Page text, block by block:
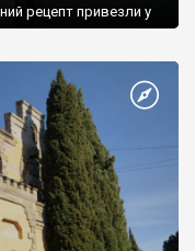
рецепт привезли у